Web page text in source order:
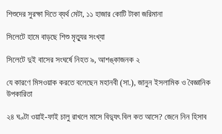
শিশুদের সুরক্ষা দিতে ব্যর্থ মেটা, ১১ হাজার কোটি টাকা জরিমানা
সিলেটে হামে বাড়ছে শিশু মৃত্যুর সংখ্যা
সিলেটে দুই বাসের সংঘর্ষে নিহত ৯, আশঙ্কাজনক ২
যে কারণে মিসওয়াক করতে বলেছেন মহানবী (সা.), জানুন ইসলামিক ও বৈজ্ঞানিক
উপকারিতা
২৪ ঘণ্টা ওয়াই-ফাই চালু রাখলে মাসে বিদ্যুৎ বিল কত আসে? জেনে নিন হিসাব